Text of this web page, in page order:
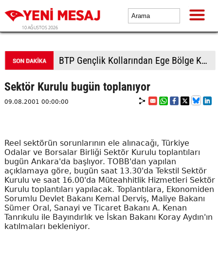
10 AĞUSTOS 2026
Kars'ta bal hasadı bereketli başladı: Kilosu 2 bin 500 TL'ye kadar çıkıyor
Sektör Kurulu bugün toplanıyor
09.08.2001 00:00:00
Reel sektörün sorunlarının ele alınacağı, Türkiye
Odalar ve Borsalar Birliği Sektör Kurulu toplantıları
bugün Ankara'da başlıyor. TOBB'dan yapılan
açıklamaya göre, bugün saat 13.30'da Tekstil Sektör
Kurulu ve saat 16.00'da Müteahhitlik Hizmetleri Sektör
Kurulu toplantıları yapılacak. Toplantılara, Ekonomiden
Sorumlu Devlet Bakanı Kemal Derviş, Maliye Bakanı
Sümer Oral, Sanayi ve Ticaret Bakanı A. Kenan
Tanrıkulu ile Bayındırlık ve İskan Bakanı Koray Aydın'ın
katılmaları bekleniyor.